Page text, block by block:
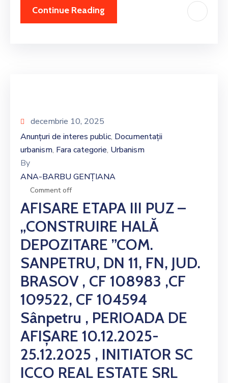
Continue Reading
decembrie 10, 2025
Anunțuri de interes public‚ Documentații
urbanism‚ Fara categorie‚ Urbanism
By
ANA-BARBU GENȚIANA
Comment off
AFISARE ETAPA III PUZ –
„CONSTRUIRE HALĂ
DEPOZITARE ”COM.
SANPETRU, DN 11, FN, JUD.
BRASOV , CF 108983 ,CF
109522, CF 104594
Sânpetru , PERIOADA DE
AFIȘARE 10.12.2025-
25.12.2025 , INITIATOR SC
ICCO REAL ESTATE SRL